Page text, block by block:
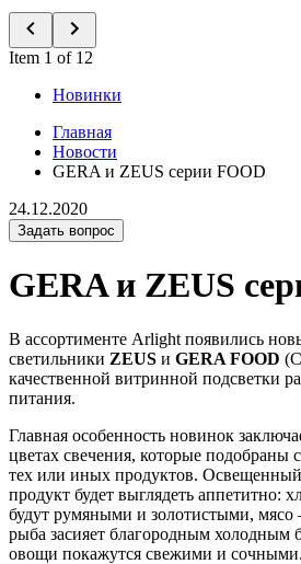
Item 1 of 12
Новинки
Главная
Новости
GERA и ZEUS серии FOOD
24.12.2020
Задать вопрос
GERA и ZEUS
В ассортименте Arlight появились
светильники ZEUS и GERA FOOD
качественной витринной подсветки
питания.
Главная особенность новинок
цветах свечения, которые подобраны
тех или иных продуктов.
продукт будет выглядеть аппетитно:
будут румяными и золотистыми,
рыба засияет благородным холодным
овощи покажутся свежими и сочными.